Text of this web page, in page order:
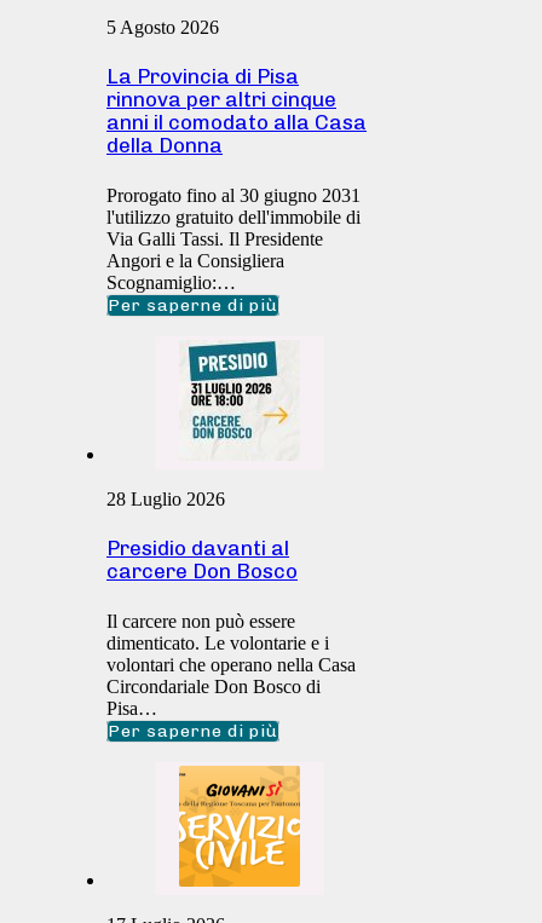
5 Agosto 2026
La Provincia di Pisa
rinnova per altri cinque
anni il comodato alla Casa
della Donna
Prorogato fino al 30 giugno 2031
l'utilizzo gratuito dell'immobile di
Via Galli Tassi. Il Presidente
Angori e la Consigliera
Scognamiglio:…
Per saperne di più
28 Luglio 2026
Presidio davanti al
carcere Don Bosco
Il carcere non può essere
dimenticato. Le volontarie e i
volontari che operano nella Casa
Circondariale Don Bosco di
Pisa…
Per saperne di più